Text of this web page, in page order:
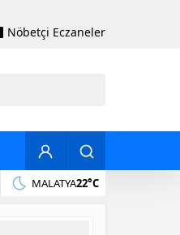
Nöbetçi Eczaneler
MALATYA22°C